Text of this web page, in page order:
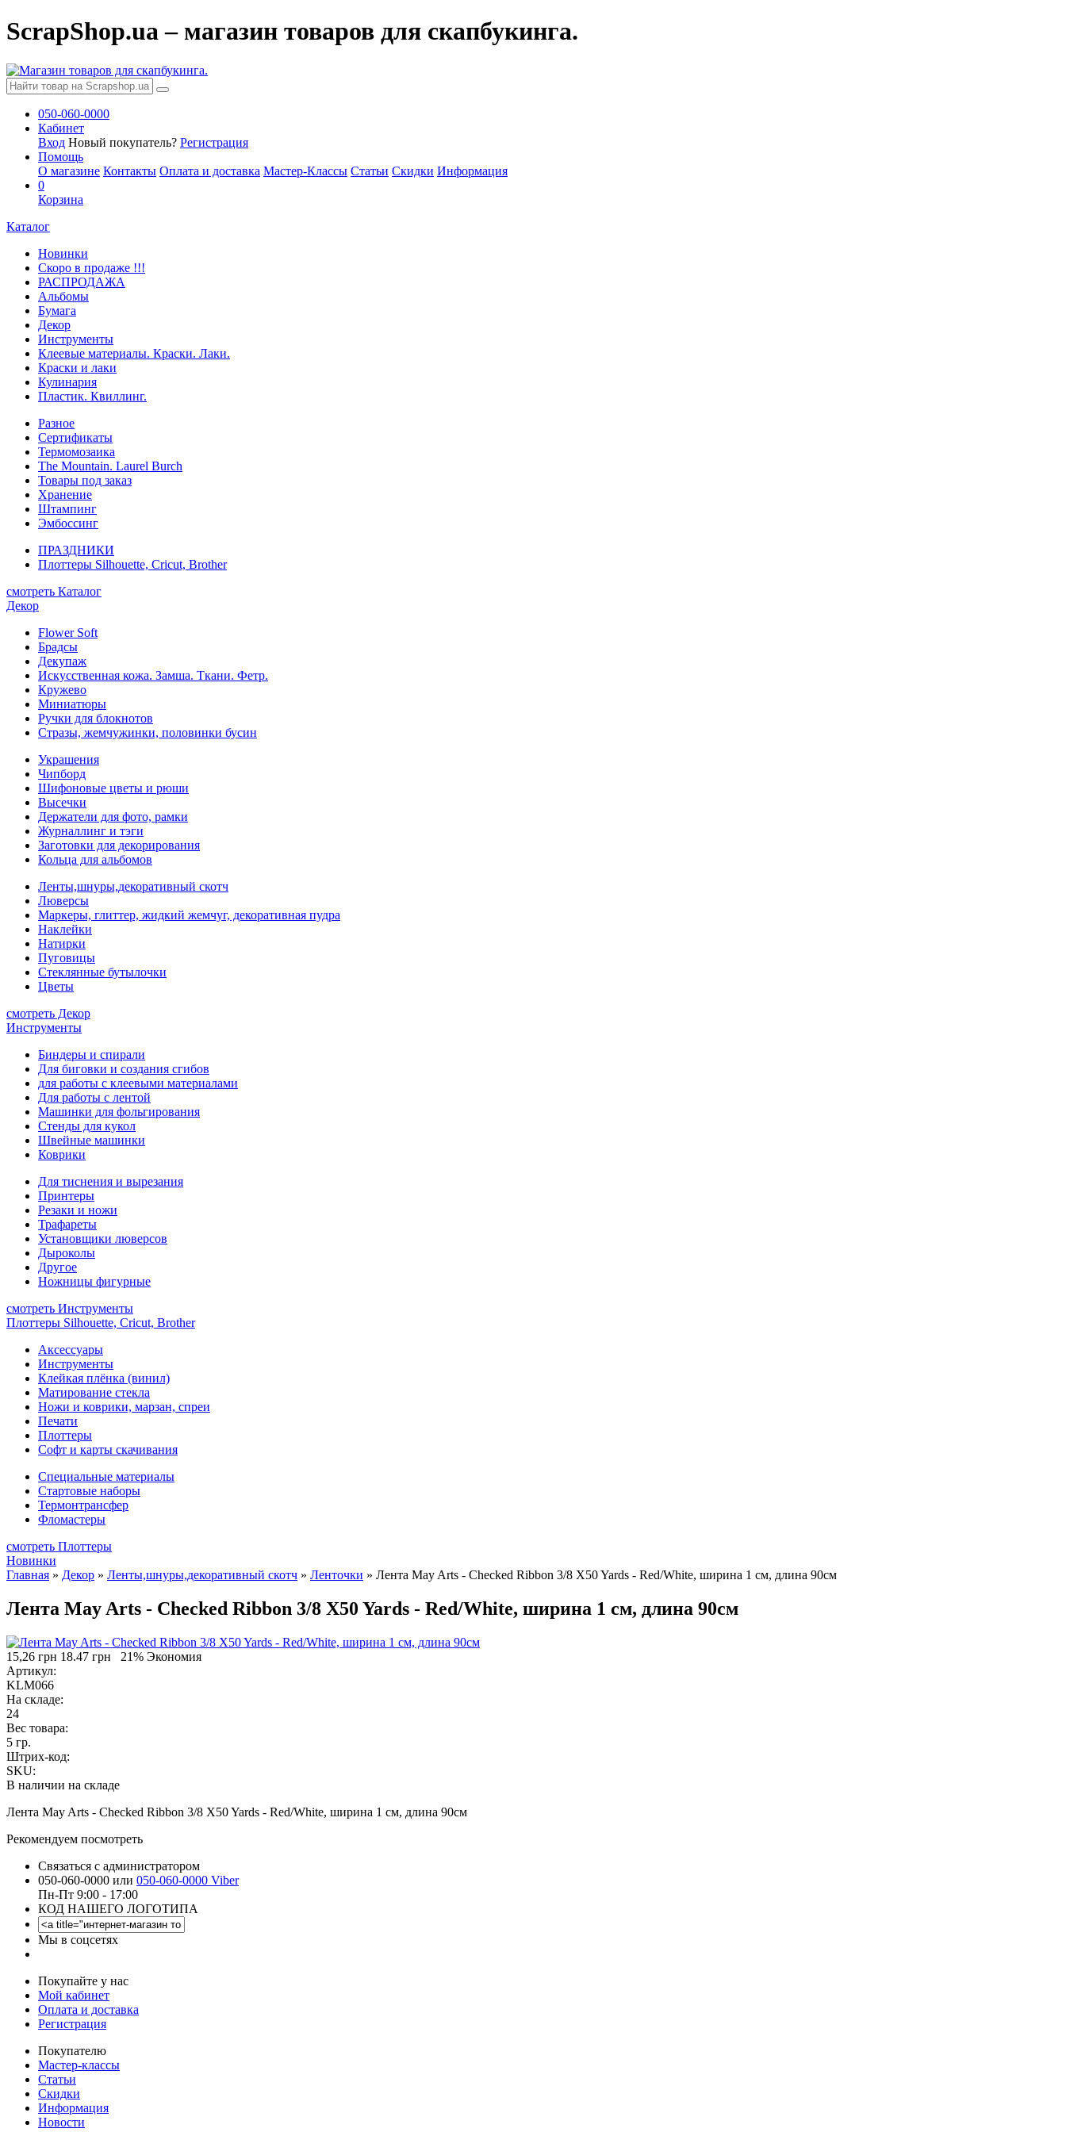
ScrapShop.ua – магазин товаров для скапбукинга.
050-060-0000
Кабинет
Вход Новый покупатель? Регистрация
Помощь
О магазине Контакты Оплата и доставка Мастер-Классы Статьи Скидки Информация
0
Корзина
Каталог
Новинки
Скоро в продаже !!!
РАСПРОДАЖА
Альбомы
Бумага
Декор
Инструменты
Клеевые материалы. Краски. Лаки.
Краски и лаки
Кулинария
Пластик. Квиллинг.
Разное
Сертификаты
Термомозаика
The Mountain. Laurel Burch
Товары под заказ
Хранение
Штампинг
Эмбоссинг
ПРАЗДНИКИ
Плоттеры Silhouette, Cricut, Brother
смотреть Каталог
Декор
Flower Soft
Брадсы
Декупаж
Искусственная кожа. Замша. Ткани. Фетр.
Кружево
Миниатюры
Ручки для блокнотов
Стразы, жемчужинки, половинки бусин
Украшения
Чипборд
Шифоновые цветы и рюши
Высечки
Держатели для фото, рамки
Журналлинг и тэги
Заготовки для декорирования
Кольца для альбомов
Ленты,шнуры,декоративный скотч
Люверсы
Маркеры, глиттер, жидкий жемчуг, декоративная пудра
Наклейки
Натирки
Пуговицы
Стеклянные бутылочки
Цветы
смотреть Декор
Инструменты
Биндеры и спирали
Для биговки и создания сгибов
для работы с клеевыми материалами
Для работы с лентой
Машинки для фольгирования
Стенды для кукол
Швейные машинки
Коврики
Для тиснения и вырезания
Принтеры
Резаки и ножи
Трафареты
Установщики люверсов
Дыроколы
Другое
Ножницы фигурные
смотреть Инструменты
Плоттеры Silhouette, Cricut, Brother
Аксессуары
Инструменты
Клейкая плёнка (винил)
Матирование стекла
Ножи и коврики, марзан, спреи
Печати
Плоттеры
Софт и карты скачивания
Специальные материалы
Стартовые наборы
Термонтрансфер
Фломастеры
смотреть Плоттеры
Новинки
Главная » Декор » Ленты,шнуры,декоративный скотч » Ленточки » Лента May Arts - Checked Ribbon 3/8 X50 Yards - Red/White, ширина 1 см, длина 90см
Лента May Arts - Checked Ribbon 3/8 X50 Yards - Red/White, ширина 1 см, длина 90см
15,26 грн 18.47 грн
21% Экономия
Артикул:
KLM066
На складе:
24
Вес товара:
5 гр.
Штрих-код:
SKU:
В наличии на складе
Лента May Arts - Checked Ribbon 3/8 X50 Yards - Red/White, ширина 1 см, длина 90см
Рекомендуем посмотреть
Связаться с администратором
050-060-0000 или 050-060-0000 Viber
Пн-Пт 9:00 - 17:00
КОД НАШЕГО ЛОГОТИПА
Мы в соцсетях
Покупайте у нас
Мой кабинет
Оплата и доставка
Регистрация
Покупателю
Мастер-классы
Статьи
Скидки
Информация
Новости